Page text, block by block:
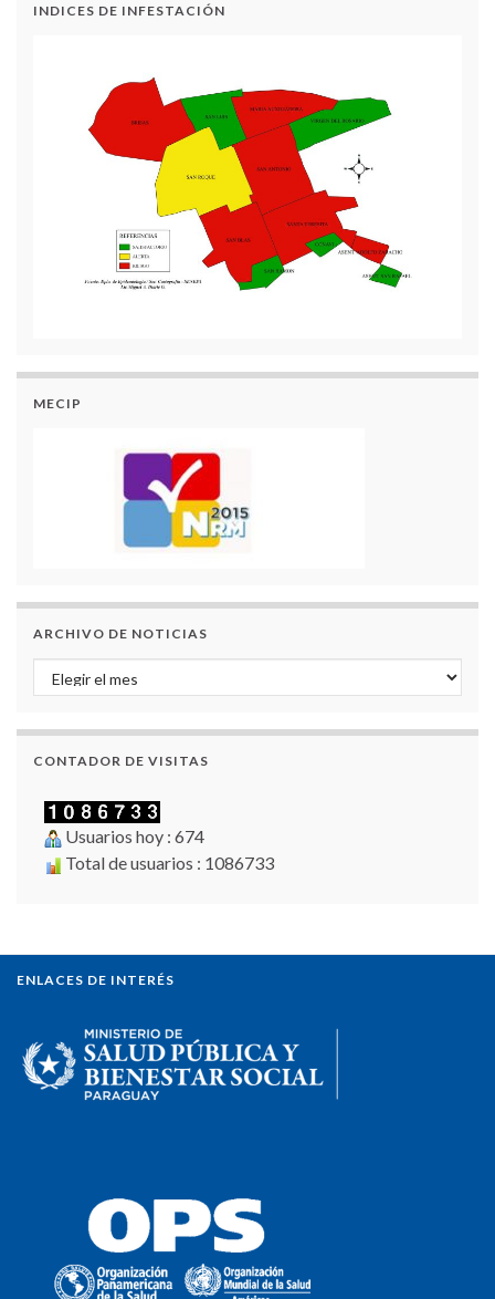
INDICES DE INFESTACIÓN
MECIP
ARCHIVO DE NOTICIAS
Archivo de Noticias
CONTADOR DE VISITAS
Usuarios hoy : 674
Total de usuarios : 1086733
ENLACES DE INTERÉS